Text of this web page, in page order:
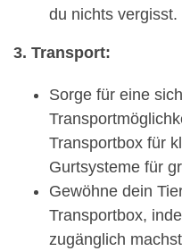
du nichts vergisst.
3. Transport:
Sorge für eine
Transportbox für
Gurtsysteme für
Gewöhne dein
Transportbox,
zugänglich